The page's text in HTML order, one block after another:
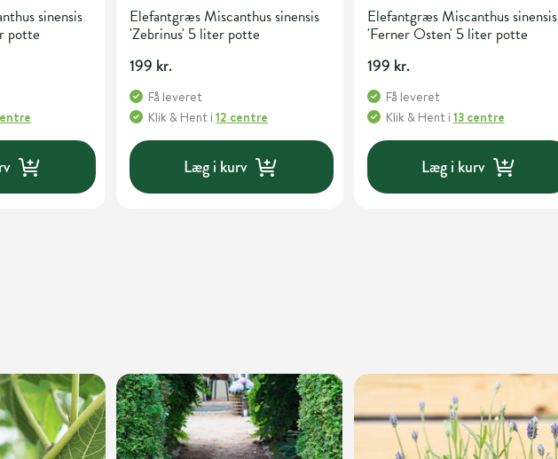
sinensis
potte
Elefantgræs Miscanthus sinensis
'Zebrinus' 5 liter potte
199 kr.
Få leveret
Klik & Hent i12 centre
Læg i kurv
Elefantgræs Miscanthus sinensis
'Ferner Osten' 5 liter potte
199 kr.
Få leveret
Klik & Hent i 13 centre
Læg i kurv